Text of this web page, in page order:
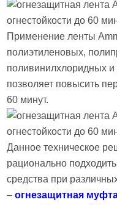
Применение ленты
полиэтиленовых,
поливинилхлоридных и
позволяет повысить
60 минут.
Данное техническое
рационально
средства при
–огнезащитная